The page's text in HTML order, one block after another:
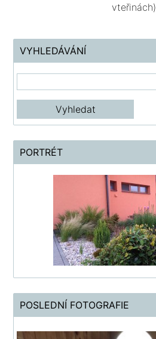
vteřinách)
VYHLEDÁVÁNÍ
PORTRÉT
POSLEDNÍ FOTOGRAFIE